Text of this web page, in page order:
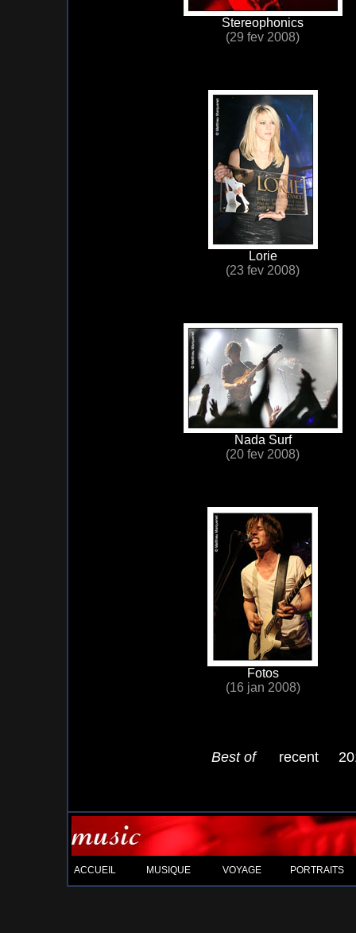
Stereophonics
(29 fev 2008)
Lorie
(23 fev 2008)
Nada Surf
(20 fev 2008)
Fotos
(16 jan 2008)
Best of recent
ACCUEIL MUSIQUE VOYAGE PORTRAITS